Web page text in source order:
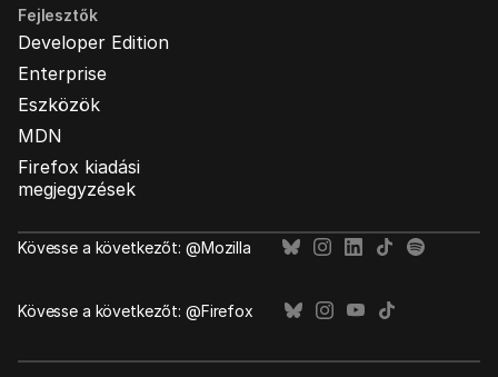
Fejlesztők
Developer Edition
Enterprise
Eszközök
MDN
Firefox kiadási
megjegyzések
Kövesse a következőt: @Mozilla
Kövesse a következőt: @Firefox